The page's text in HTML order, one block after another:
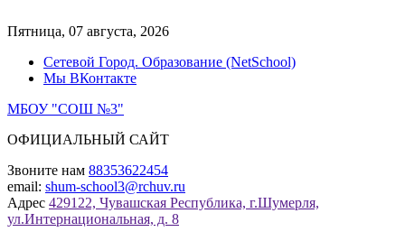
к
Пятница, 07 августа, 2026
Сетевой Город. Образование (NetSchool)
Мы ВКонтакте
МБОУ "СОШ №3"
ОФИЦИАЛЬНЫЙ САЙТ
Звоните нам 88353622454
email: shum-school3@rchuv.ru
Адрес 429122, Чувашская Республика, г.Шумерля,
ул.Интернациональная, д. 8